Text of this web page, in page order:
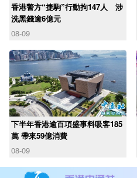
香港警方“捷駒”行動拘147人 涉
洗黑錢逾6億元
08-09
下半年香港逾百項盛事料吸客185
萬 帶來59億消費
08-09